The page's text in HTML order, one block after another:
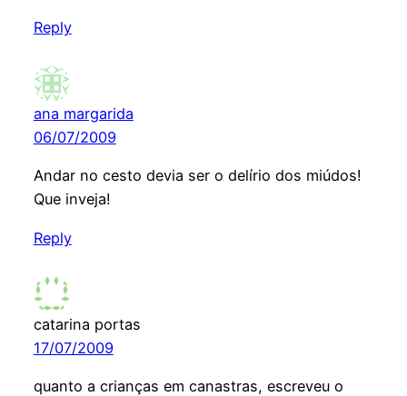
Reply
ana margarida
06/07/2009
Andar no cesto devia ser o delírio dos miúdos!
Que inveja!
Reply
catarina portas
17/07/2009
quanto a crianças em canastras, escreveu o